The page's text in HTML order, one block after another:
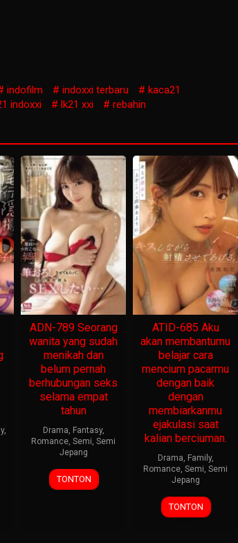
indofilm indoxxi terbaru
kaca21
indoxxi lk21 xxi
rebahin
,
ADN-789 Seorang
wanita yang sudah
menikah dan
belum pernah
berhubungan seks
selama empat
tahun
Drama, Fantasy,
Romance, Semi, Semi
Jepang
TONTON
ATID-685 Aku
akan membantumu
belajar cara
mencium pacarmu
dengan baik
dengan
membiarkanmu
ejakulasi saat
kalian berciuman.
Drama, Family,
Romance, Semi, Semi
Jepang
TONTON